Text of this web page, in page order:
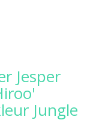
Jesper
Jungle